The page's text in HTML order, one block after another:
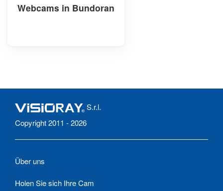
Webcams in Bundoran
S.r.l.
Copyright 2011 - 2026
Über uns
Holen Sie sich Ihre Cam